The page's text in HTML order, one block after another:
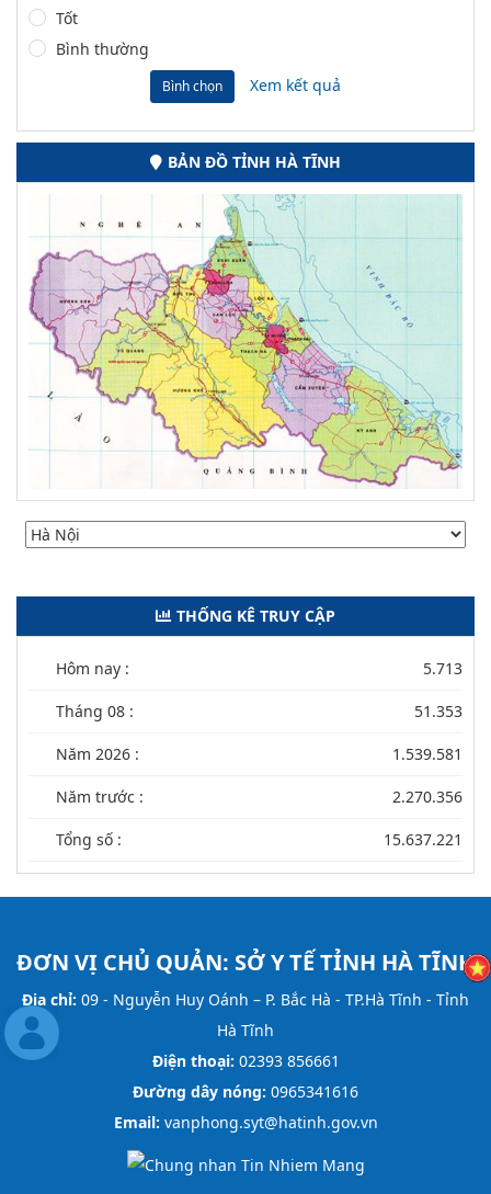
Tốt
Bình thường
Bình chọn Xem kết quả
BẢN ĐỒ TỈNH HÀ TĨNH
THỐNG KÊ TRUY CẬP
Hôm nay : 5.713
Tháng 08 : 51.353
Năm 2026 : 1.539.581
Năm trước : 2.270.356
Tổng số : 15.637.221
ĐƠN VỊ CHỦ QUẢN: SỞ Y TẾ TỈNH HÀ TĨNH
Địa chỉ: 09 - Nguyễn Huy Oánh – P. Bắc Hà - TP.Hà Tĩnh - Tỉnh
Hà Tĩnh
Điện thoại: 02393 856661
Đường dây nóng: 0965341616
Email: vanphong.syt@hatinh.gov.vn